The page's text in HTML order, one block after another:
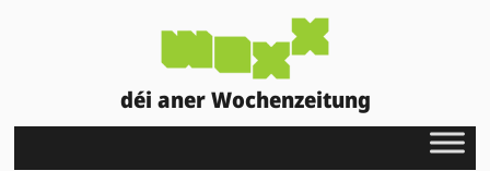
déi aner Wochenzeitung